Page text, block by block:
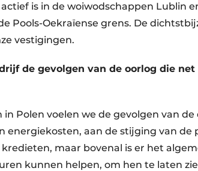
is in de woiwodschappen Lublin
Pools-Oekraïense grens. De
vestigingen.
de gevolgen van de oorlog die
in Polen voelen we de gevolgen van
energiekosten, aan de stijging van
maar bovenal is er het
kunnen helpen, om hen te laten